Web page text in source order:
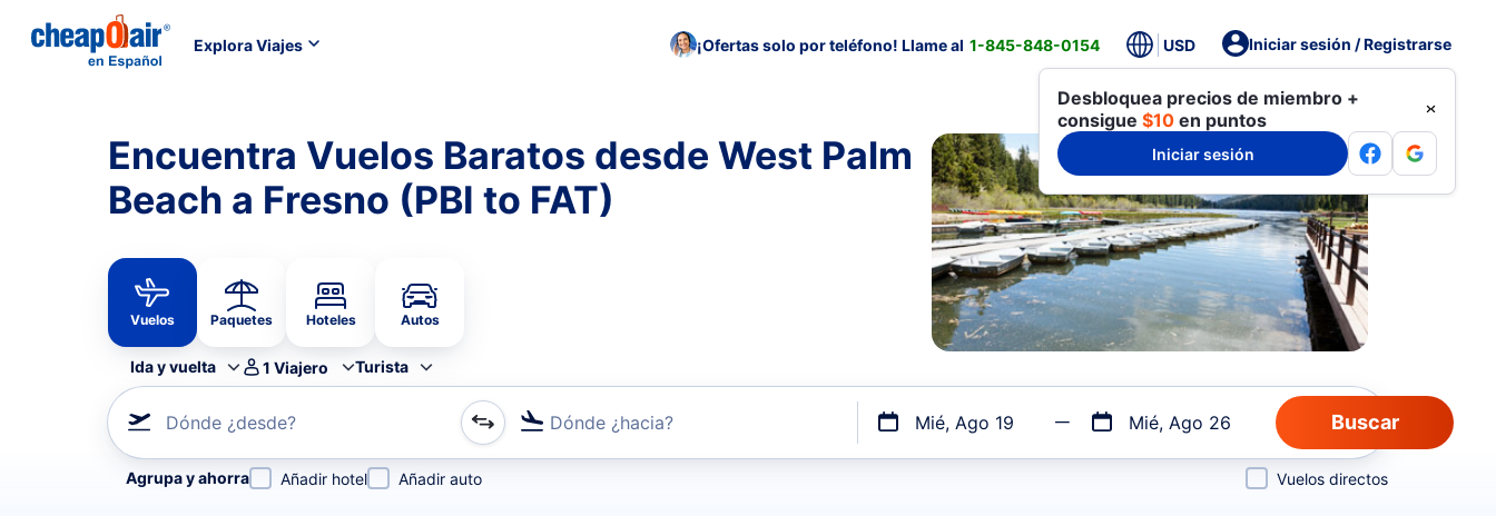
Explora Viajes ¡Ofertas solo por teléfono! Llame al 1-845-848-0154 USD Iniciar sesión / Registrarse
Desbloquea precios de miembro +
consigue $10 en puntos
Iniciar sesión
Encuentra Vuelos Baratos desde West Palm
Beach a Fresno (PBI to FAT)
Vuelos Paquetes Hoteles Autos
Ida y vuelta 1 Viajero Turista
Dónde ¿desde? Dónde ¿hacia? Mié, Ago 19 Mié, Ago 26
Refina tu búsqueda por aerolínea, por ciudad o aeropuerto o por vuelos directos
Agrupa y ahorra Añadir hotel Añadir auto Vuelos directos